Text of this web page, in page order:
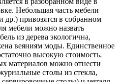
Небольшая часть мебели
др.) привозятся в собранном
мебели можно назвать
из дерева экологична,
веяниям моды. Единственное
высокую стоимость.
материалов можно отнести
столы из стекла,